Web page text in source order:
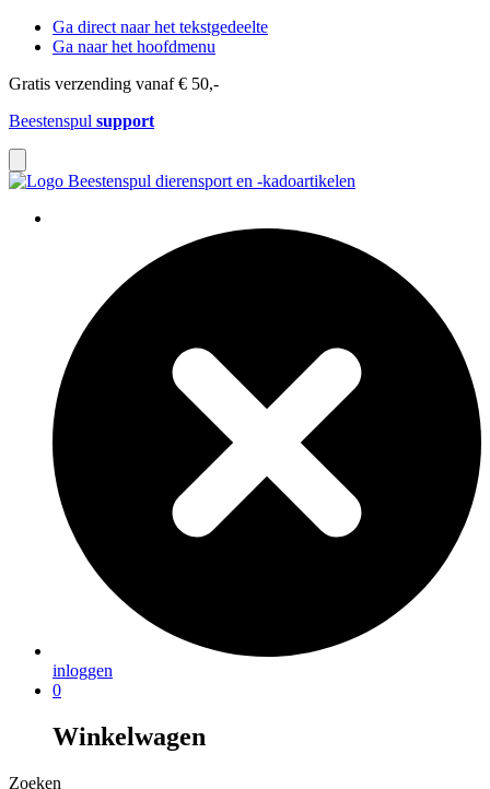
Ga direct naar het tekstgedeelte
Ga naar het hoofdmenu
Gratis verzending vanaf € 50,-
Beestenspul support
inloggen
0
Winkelwagen
Zoeken